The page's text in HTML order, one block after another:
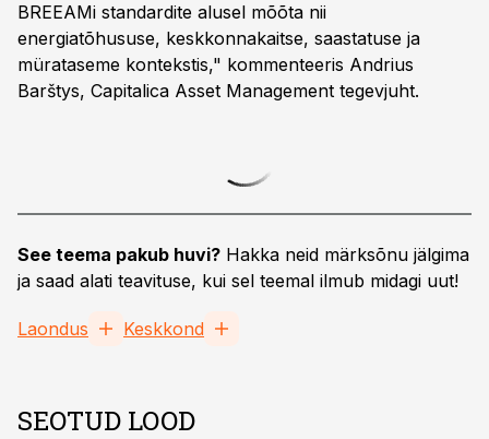
BREEAMi standardite alusel mõõta nii
energiatõhususe, keskkonnakaitse, saastatuse ja
mürataseme kontekstis," kommenteeris Andrius
Barštys, Capitalica Asset Management tegevjuht.
See teema pakub huvi? Hakka neid märksõnu jälgima
ja saad alati teavituse, kui sel teemal ilmub midagi uut!
Laondus Keskkond
SEOTUD LOOD